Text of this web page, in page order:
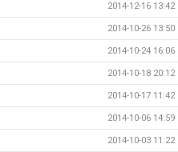
2014-12-16 13:42
2014-10-26 13:50
2014-10-24 16:06
2014-10-18 20:12
2014-10-17 11:42
2014-10-06 14:59
2014-10-03 11:22